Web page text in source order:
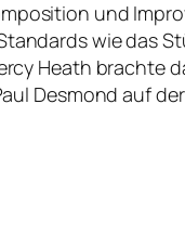
und
wie das
Heath brachte
Desmond auf